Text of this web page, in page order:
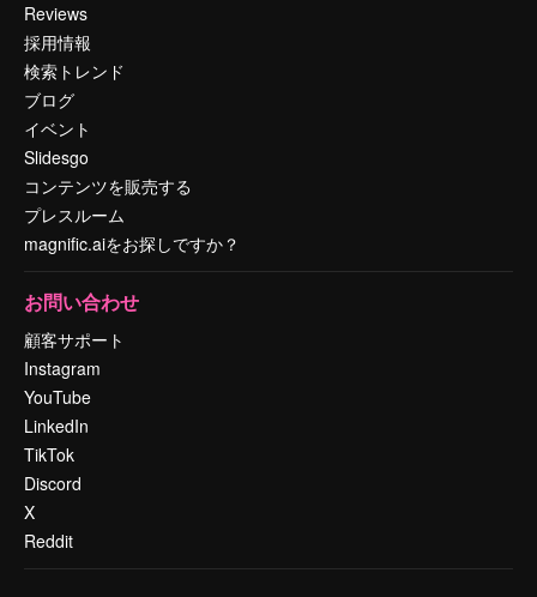
Reviews
採用情報
検索トレンド
ブログ
イベント
Slidesgo
コンテンツを販売する
プレスルーム
magnific.aiをお探しですか？
お問い合わせ
顧客サポート
Instagram
YouTube
LinkedIn
TikTok
Discord
X
Reddit